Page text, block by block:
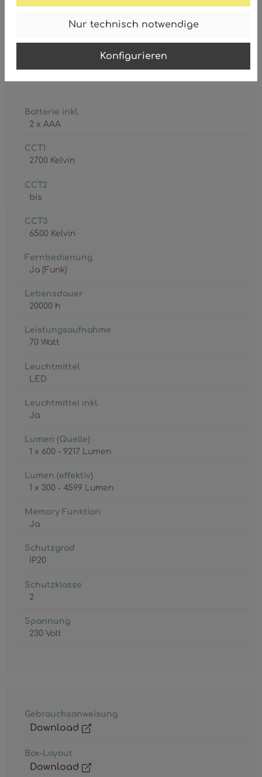
Nur technisch notwendige
Konfigurieren
GTIN/EAN:
Batterie inkl.
2 x AAA
CCT1
2700 Kelvin
CCT2
bis
CCT3
6500 Kelvin
Fernbedienung
Ja (Funk)
Lebensdauer
20000 h
Leistungsaufnahme
70 Watt
Leuchtmittel
LED
Leuchtmittel inkl.
Ja
Lumen (Quelle)
1 x 600 - 9217 Lumen
Lumen (effektiv)
1 x 300 - 4599 Lumen
Memory Funktion
Ja
Schutzgrad
IP20
Schutzklasse
2
Spannung
230 Volt
Gebrauchsanweisung
Download
Box-Layout
Download